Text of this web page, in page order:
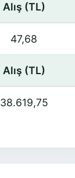
Alış (TL)
47,68
Alış (TL)
38.619,75